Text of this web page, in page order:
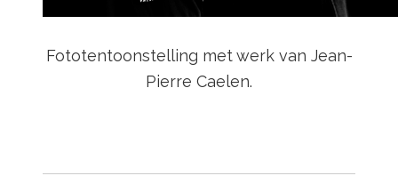
Fototentoonstelling met werk van Jean-
Pierre Caelen.